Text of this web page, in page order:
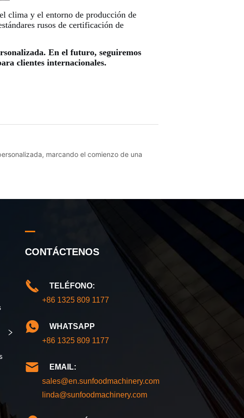
marcando el comienzo de una
CONTÁCTENOS
TELÉFONO:
+86 1325 809 1177
WHATSAPP
+86 1325 809 1177
EMAIL:
sales@en.sunfoodmachinery.com
linda@sunfoodmachinery.com